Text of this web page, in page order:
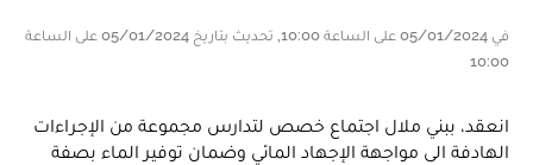
في 05/01/2024 على الساعة 10:00, تحديث بتاريخ 05/01/2024 على الساعة
10:00
انعقد، ببني ملال اجتماع خصص لتدارس مجموعة من الإجراءات
الهادفة الى مواجهة الإجهاد المائي وضمان توفير الماء بصفة